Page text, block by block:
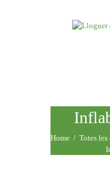
Home Totes les
TARIFES
CONTACTE